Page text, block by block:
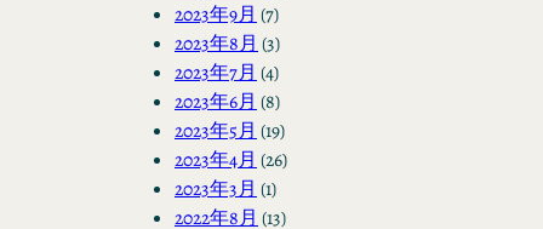
2023年9月 (7)
2023年8月 (3)
2023年7月 (4)
2023年6月 (8)
2023年5月 (19)
2023年4月 (26)
2023年3月 (1)
2022年8月 (13)